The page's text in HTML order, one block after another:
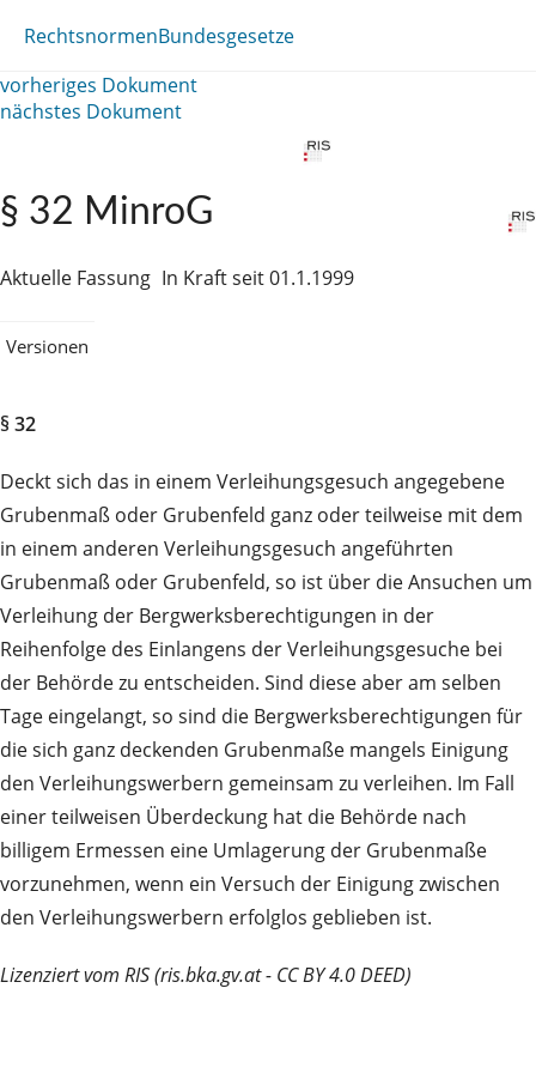
RechtsnormenBundesgesetze
vorheriges Dokument
nächstes Dokument
§ 32 MinroG
Aktuelle Fassung In Kraft seit 01.1.1999
Versionen
§ 32
Deckt sich das in einem Verleihungsgesuch angegebene
Grubenmaß oder Grubenfeld ganz oder teilweise mit dem
in einem anderen Verleihungsgesuch angeführten
Grubenmaß oder Grubenfeld, so ist über die Ansuchen um
Verleihung der Bergwerksberechtigungen in der
Reihenfolge des Einlangens der Verleihungsgesuche bei
der Behörde zu entscheiden. Sind diese aber am selben
Tage eingelangt, so sind die Bergwerksberechtigungen für
die sich ganz deckenden Grubenmaße mangels Einigung
den Verleihungswerbern gemeinsam zu verleihen. Im Fall
einer teilweisen Überdeckung hat die Behörde nach
billigem Ermessen eine Umlagerung der Grubenmaße
vorzunehmen, wenn ein Versuch der Einigung zwischen
den Verleihungswerbern erfolglos geblieben ist.
Lizenziert vom RIS (ris.bka.gv.at - CC BY 4.0 DEED)